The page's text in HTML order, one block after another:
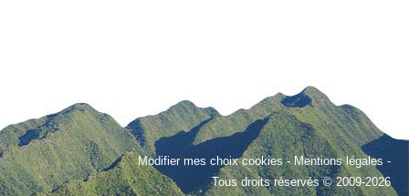
Modifier mes choix cookies-Mentions légales -
Tous droits réservés © 2009-2026